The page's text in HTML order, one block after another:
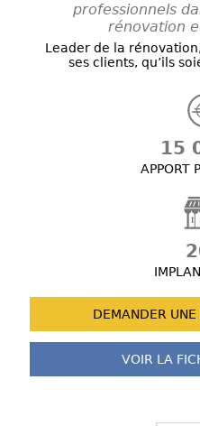
professionnels
rénovation
Leader de la
ses clients, qu’ils
15
APPORT
DEMANDER UNE
VOIR LA